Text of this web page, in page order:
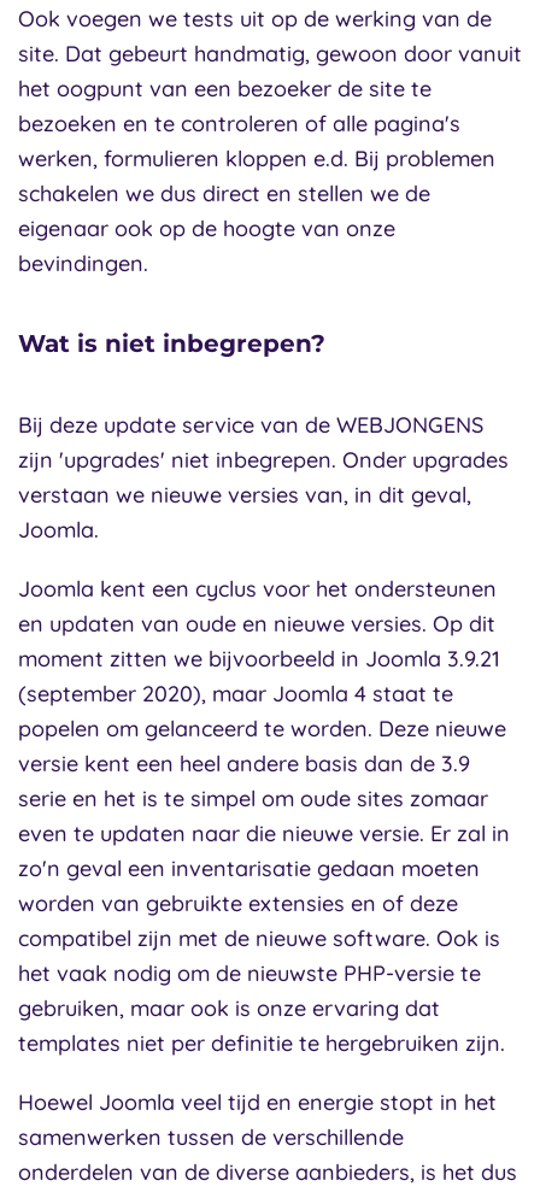
Ook voegen we tests uit op de werking van de
site. Dat gebeurt handmatig, gewoon door vanuit
het oogpunt van een bezoeker de site te
bezoeken en te controleren of alle pagina's
werken, formulieren kloppen e.d. Bij problemen
schakelen we dus direct en stellen we de
eigenaar ook op de hoogte van onze
bevindingen.
Wat is niet inbegrepen?
Bij deze update service van de WEBJONGENS
zijn 'upgrades' niet inbegrepen. Onder upgrades
verstaan we nieuwe versies van, in dit geval,
Joomla.
Joomla kent een cyclus voor het ondersteunen
en updaten van oude en nieuwe versies. Op dit
moment zitten we bijvoorbeeld in Joomla 3.9.21
(september 2020), maar Joomla 4 staat te
popelen om gelanceerd te worden. Deze nieuwe
versie kent een heel andere basis dan de 3.9
serie en het is te simpel om oude sites zomaar
even te updaten naar die nieuwe versie. Er zal in
zo'n geval een inventarisatie gedaan moeten
worden van gebruikte extensies en of deze
compatibel zijn met de nieuwe software. Ook is
het vaak nodig om de nieuwste PHP-versie te
gebruiken, maar ook is onze ervaring dat
templates niet per definitie te hergebruiken zijn.
Hoewel Joomla veel tijd en energie stopt in het
samenwerken tussen de verschillende
onderdelen van de diverse aanbieders, is het dus